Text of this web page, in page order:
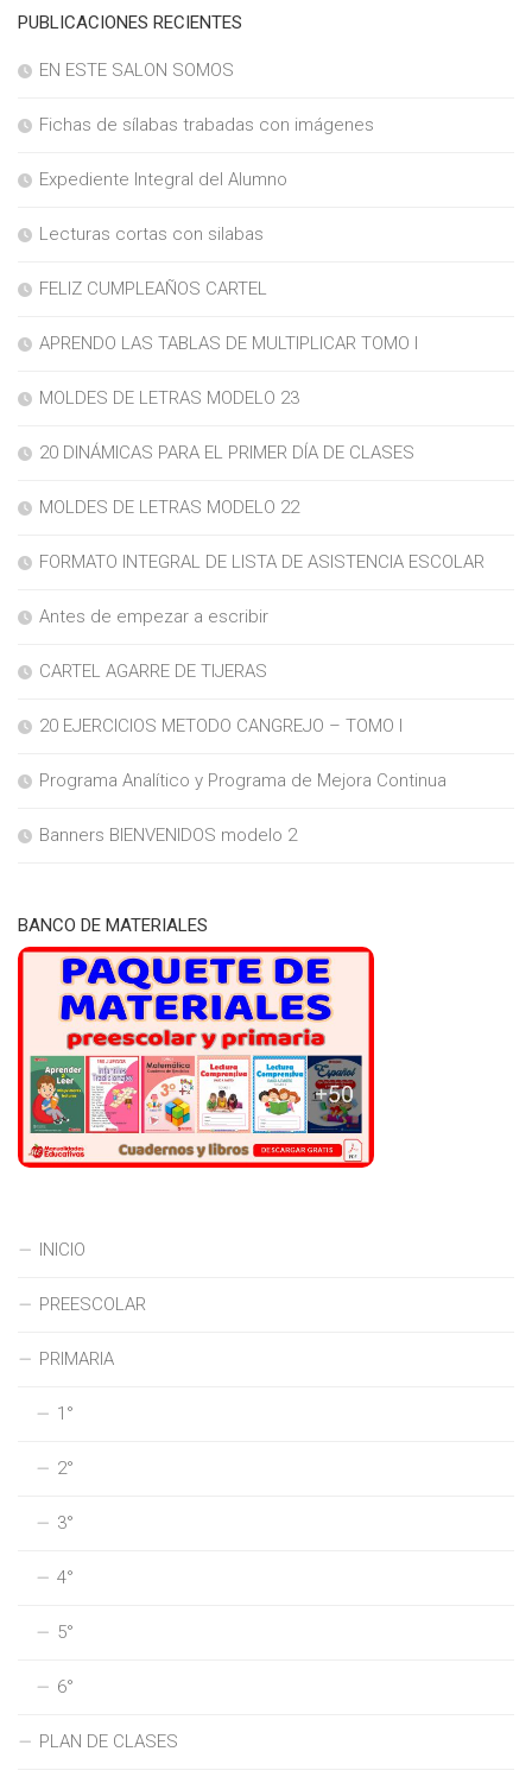
PUBLICACIONES RECIENTES
EN ESTE SALON SOMOS
Fichas de sílabas trabadas con imágenes
Expediente Integral del Alumno
Lecturas cortas con silabas
FELIZ CUMPLEAÑOS CARTEL
APRENDO LAS TABLAS DE MULTIPLICAR TOMO I
MOLDES DE LETRAS MODELO 23
20 DINÁMICAS PARA EL PRIMER DÍA DE CLASES
MOLDES DE LETRAS MODELO 22
FORMATO INTEGRAL DE LISTA DE ASISTENCIA ESCOLAR
Antes de empezar a escribir
CARTEL AGARRE DE TIJERAS
20 EJERCICIOS METODO CANGREJO – TOMO I
Programa Analítico y Programa de Mejora Continua
Banners BIENVENIDOS modelo 2
BANCO DE MATERIALES
INICIO
PREESCOLAR
PRIMARIA
1°
2°
3°
4°
5°
6°
PLAN DE CLASES